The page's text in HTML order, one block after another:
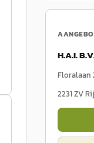
H.A.I.
Floralaan
2231 ZV